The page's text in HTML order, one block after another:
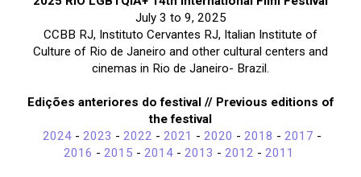
July 3 to 9, 2025
CCBB RJ, Instituto Cervantes RJ, Italian Institute of
Culture of Rio de Janeiro and other cultural centers and
cinemas in Rio de Janeiro- Brazil.
Edições anteriores do festival // Previous editions of
the festival
2024 - 2023 - 2022 - 2021 - 2020 - 2018 - 2017 -
2016 - 2015 - 2014 - 2013 - 2012 - 2011